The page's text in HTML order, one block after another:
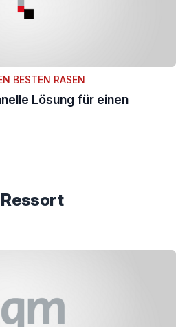
BESTEN RASEN
Lösung für einen